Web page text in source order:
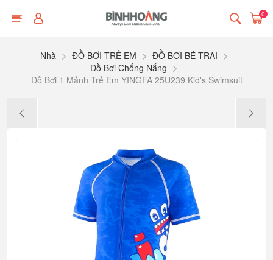
0
Nhà ĐỒ BƠI TRẺ EM
ĐỒ BƠI BÉ TRAI
Đồ Bơi Chống Nắng
Đồ Bơi 1 Mảnh Trẻ Em YINGFA 25U239 Kid's Swimsuit